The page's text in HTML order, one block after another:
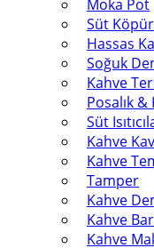
Moka Pot
Süt
Hassas
Soğuk
Kahve
Posalık
Süt
Kahve
Kahve
Tamper
Kahve
Kahve
Kahve